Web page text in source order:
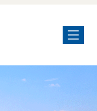
Menu